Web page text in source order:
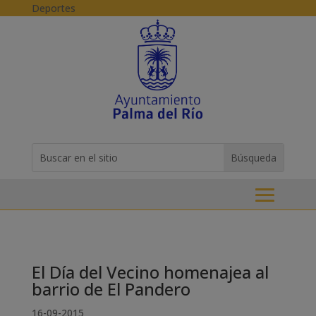
Skip to content
Deportes
for...
El Día del Vecino homenajea al
barrio de El Pandero
16-09-2015